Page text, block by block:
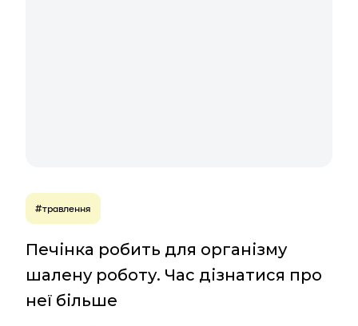
#травлення
Печінка робить для організму
шалену роботу. Час дізнатися про
неї більше